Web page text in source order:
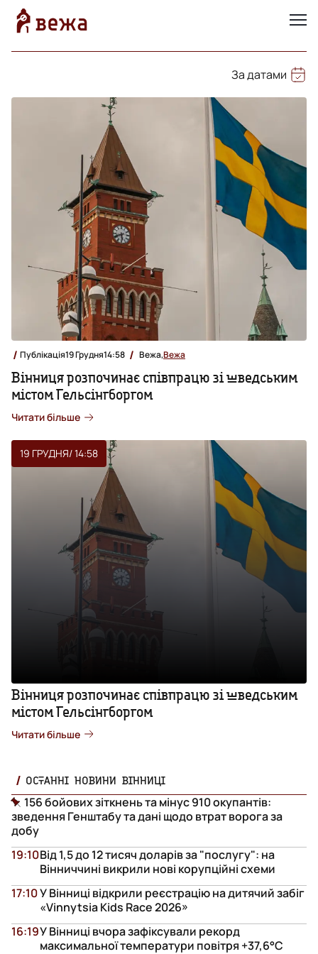
За датами
Публікація19 Грудня14:58 Вежа,Вежа
Вінниця розпочинає співпрацю зі шведським
містом Гельсінгборгом
Читати більше
19 ГРУДНЯ/ 14:58
Вінниця розпочинає співпрацю зі шведським
містом Гельсінгборгом
Читати більше
ОСТАННІ НОВИНИ ВІННИЦІ
156 бойових зіткнень та мінус 910 окупантів:
зведення Генштабу та дані щодо втрат ворога за
добу
Від 1,5 до 12 тисяч доларів за "послугу": на
Вінниччині викрили нові корупційні схеми
19:10
У Вінниці відкрили реєстрацію на дитячий забіг
«Vinnytsia Kids Race 2026»
17:10
У Вінниці вчора зафіксували рекорд
максимальної температури повітря +37,6°С
16:19